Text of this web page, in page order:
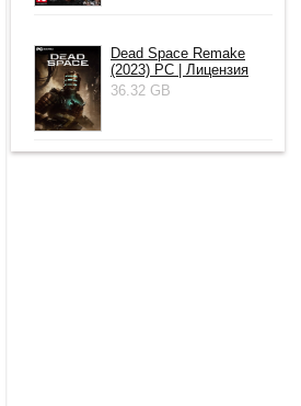
Dead Space Remake
(2023) PC | Лицензия
36.32 GB